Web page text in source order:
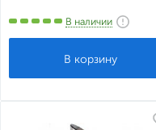
В наличии